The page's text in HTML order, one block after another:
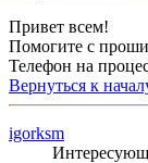
Привет всем!
Помогите с
Телефон на
Вернуться к
igorksm